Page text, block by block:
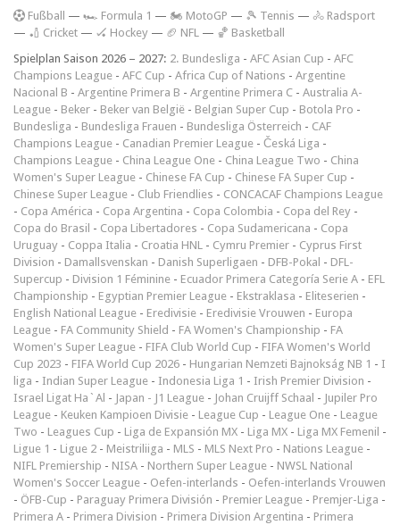
Fußball — 🏎️ Formula 1 — 🏍 MotoGP — 🎾 Tennis — 🚴 Radsport
— 🏏 Cricket — 🏑 Hockey — 🏈 NFL — 🏀 Basketball
Spielplan Saison 2026 – 2027: 2. Bundesliga - AFC Asian Cup - AFC
Champions League - AFC Cup - Africa Cup of Nations - Argentine
Nacional B - Argentine Primera B - Argentine Primera C - Australia A-
League - Beker - Beker van België - Belgian Super Cup - Botola Pro -
Bundesliga - Bundesliga Frauen - Bundesliga Österreich - CAF
Champions League - Canadian Premier League - Česká Liga -
Champions League - China League One - China League Two - China
Women's Super League - Chinese FA Cup - Chinese FA Super Cup -
Chinese Super League - Club Friendlies - CONCACAF Champions League
- Copa América - Copa Argentina - Copa Colombia - Copa del Rey -
Copa do Brasil - Copa Libertadores - Copa Sudamericana - Copa
Uruguay - Coppa Italia - Croatia HNL - Cymru Premier - Cyprus First
Division - Damallsvenskan - Danish Superligaen - DFB-Pokal - DFL-
Supercup - Division 1 Féminine - Ecuador Primera Categoría Serie A - EFL
Championship - Egyptian Premier League - Ekstraklasa - Eliteserien -
English National League - Eredivisie - Eredivisie Vrouwen - Europa
League - FA Community Shield - FA Women's Championship - FA
Women's Super League - FIFA Club World Cup - FIFA Women's World
Cup 2023 - FIFA World Cup 2026 - Hungarian Nemzeti Bajnokság NB 1 - I
liga - Indian Super League - Indonesia Liga 1 - Irish Premier Division -
Israel Ligat Ha`Al - Japan - J1 League - Johan Cruijff Schaal - Jupiler Pro
League - Keuken Kampioen Divisie - League Cup - League One - League
Two - Leagues Cup - Liga de Expansión MX - Liga MX - Liga MX Femenil -
Ligue 1 - Ligue 2 - Meistriliiga - MLS - MLS Next Pro - Nations League -
NIFL Premiership - NISA - Northern Super League - NWSL National
Women's Soccer League - Oefen-interlands - Oefen-interlands Vrouwen
- ÖFB-Cup - Paraguay Primera División - Premier League - Premjer-Liga -
Primera A - Primera Division - Primera Division Argentina - Primera